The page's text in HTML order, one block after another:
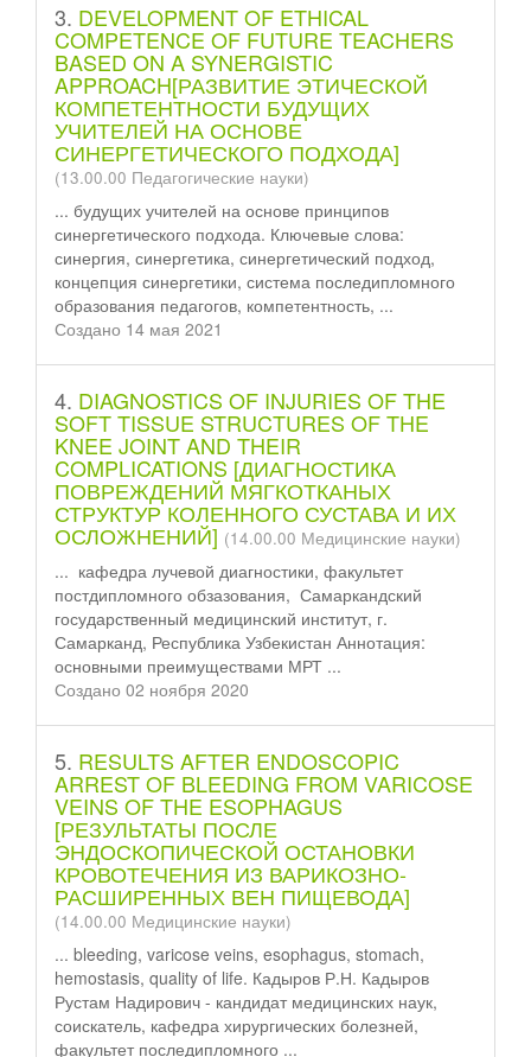
3. DEVELOPMENT OF ETHICAL
COMPETENCE OF FUTURE TEACHERS
BASED ON A SYNERGISTIC
APPROACH[РАЗВИТИЕ ЭТИЧЕСКОЙ
КОМПЕТЕНТНОСТИ БУДУЩИХ
УЧИТЕЛЕЙ НА ОСНОВЕ
СИНЕРГЕТИЧЕСКОГО ПОДХОДА]
(13.00.00 Педагогические науки)
... будущих учителей на основе принципов
синергетического подхода. Ключевые слова:
синергия, синергетика, синергетический подход,
концепция синергетики, система последипломного
образования педагогов, компетентность, ...
Создано 14 мая 2021
4. DIAGNOSTICS OF INJURIES OF THE
SOFT TISSUE STRUCTURES OF THE
KNEE JOINT AND THEIR
COMPLICATIONS [ДИАГНОСТИКА
ПОВРЕЖДЕНИЙ МЯГКОТКАНЫХ
СТРУКТУР КОЛЕННОГО СУСТАВА И ИХ
ОСЛОЖНЕНИЙ] (14.00.00 Медицинские науки)
... кафедра лучевой диагностики, факультет
постдипломного обзазования, Самаркандский
государственный медицинский институт, г.
Самарканд, Республика Узбекистан Аннотация:
основными преимуществами МРТ ...
Создано 02 ноября 2020
5. RESULTS AFTER ENDOSCOPIC
ARREST OF BLEEDING FROM VARICOSE
VEINS OF THE ESOPHAGUS
[РЕЗУЛЬТАТЫ ПОСЛЕ
ЭНДОСКОПИЧЕСКОЙ ОСТАНОВКИ
КРОВОТЕЧЕНИЯ ИЗ ВАРИКОЗНО-
РАСШИРЕННЫХ ВЕН ПИЩЕВОДА]
(14.00.00 Медицинские науки)
... bleeding, varicose veins, esophagus, stomach,
hemostasis, quality of life. Кадыров Р.Н. Кадыров
Рустам Надирович - кандидат медицинских наук,
соискатель, кафедра хирургических болезней,
факультет последипломного ...